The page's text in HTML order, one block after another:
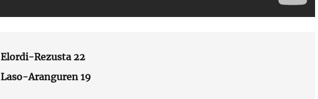
Elordi-Rezusta 22
Laso-Aranguren 19